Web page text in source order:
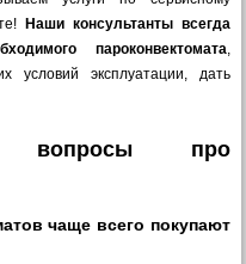
Наши консультанты всегда
пароконвектомата,
условий эксплуатации, дать
вопросы про
чаще всего покупают